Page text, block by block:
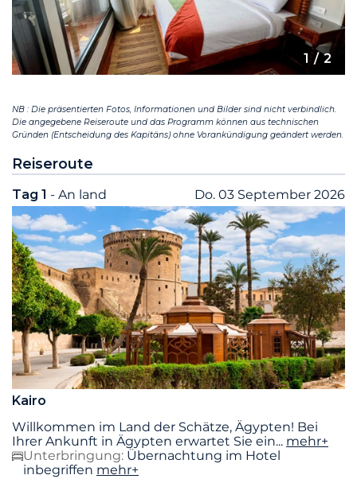
1/ 2
NB : Die präsentierten Fotos, Informationen und Bilder sind nicht verbindlich.
Die angegebene Reiseroute und das Programm können aus technischen
Gründen (Entscheidung des Kapitäns) ohne Vorankündigung geändert werden.
Reiseroute
Tag 1 - An land Do. 03 September 2026
Kairo
Willkommen im Land der Schätze, Ägypten! Bei
Ihrer Ankunft in Ägypten erwartet Sie ein... mehr+
Unterbringung: Übernachtung im Hotel
inbegriffen mehr+